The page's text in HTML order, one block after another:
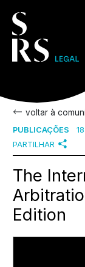
voltar à
PUBLICAÇÕES
PARTILHAR
The
Edition